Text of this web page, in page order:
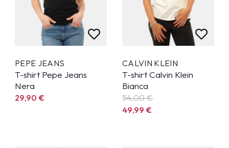
PEPE JEANS
T-shirt Pepe Jeans
Nera
29,90€
CALVIN KLEIN
T-shirt Calvin Klein
Bianca
54,00 €
49,99€